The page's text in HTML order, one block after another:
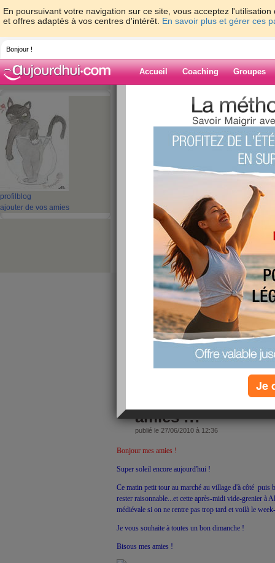
En poursuivant votre navigation sur ce site, vous acceptez
et offres adaptés à vos centres d'intérêt. En savoir plus et gérer ces
Bonjour !
Accueil Coaching Groupes
profil blog
ajouter de vos amies
>
Blog de sylchat
3 4
Début de
publié le 28/06/2010 à 16:53
Bonjour mes amies !
Je viens faire mon blog tardivement car ce matin
distribution du journal municipal jusqu'à 12H . 19°
gros problèmes intestinaux....Je ne sais pas si c'était
autres hier tellement il faisait chaud ( 36° ) mais la
dormi ! Et mon homme têtu n'a pas voulu qu'on
n'ai rien avalé avant de partir sauf 2 cafés mais reparti
Bon dimanche
amies !!!
publié le 27/06/2010 à 12:36
Bonjour mes amies !
Super soleil encore aujourd'hui !
Ce matin petit tour au marché au village d'à côté puis
rester raisonnable...et cette après-midi vide-grenier à
médiévale si on ne rentre pas trop tard et voilà le
Je vous souhaite à toutes un bon dimanche !
Bisous mes amies !
Je